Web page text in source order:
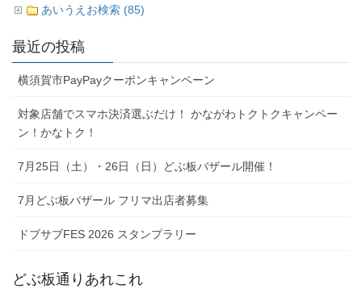
あいうえお検索 (85)
最近の投稿
横須賀市PayPayクーポンキャンペーン
対象店舗でスマホ決済選ぶだけ！ かながわトクトクキャンペー
ン！かなトク！
7月25日（土）・26日（日）どぶ板バザール開催！
7月どぶ板バザール フリマ出店者募集
ドブサブFES 2026 スタンプラリー
どぶ板通りあれこれ